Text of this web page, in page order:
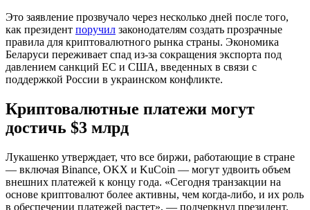
Это заявление прозвучало через несколько дней после того,
как президент поручил законодателям создать прозрачные
правила для криптовалютного рынка страны. Экономика
Беларуси переживает спад из-за сокращения экспорта под
давлением санкций ЕС и США, введенных в связи с
поддержкой России в украинском конфликте.
Криптовалютные платежи могут
достичь $3 млрд
Лукашенко утверждает, что все биржи, работающие в стране
— включая Binance, OKX и KuCoin — могут удвоить объем
внешних платежей к концу года. «Сегодня транзакции на
основе криптовалют более активны, чем когда-либо, и их роль
в обеспечении платежей растет», — подчеркнул президент.